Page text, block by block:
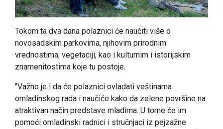
Tokom ta dva dana polaznici će naučiti više o
novosadskim parkovima, njihovim prirodnim
vrednostima, vegetaciji, kao i kulturnim i istorijskim
znamenitostima koje tu postoje.
"Važno je i da će polaznici ovladati veštinama
omladinskog rada i naučiće kako da zelene površine na
atraktivan način predstave mladima. U tome će im
pomoći omladinski radnici i stručnjaci iz pejzažne